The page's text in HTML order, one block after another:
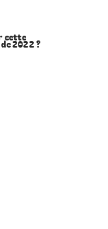
cette
2022 ?